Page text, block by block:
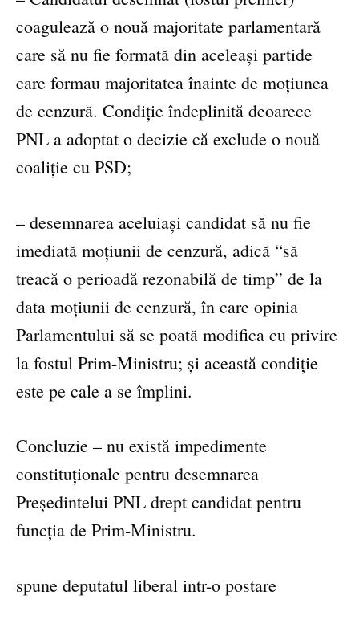
coagulează o nouă majoritate parlamentară
care să nu fie formată din aceleași partide
care formau majoritatea înainte de moțiunea
de cenzură. Condiție îndeplinită deoarece
PNL a adoptat o decizie că exclude o nouă
coaliție cu PSD;
– desemnarea aceluiași candidat să nu fie
imediată moțiunii de cenzură, adică “să
treacă o perioadă rezonabilă de timp” de la
data moțiunii de cenzură, în care opinia
Parlamentului să se poată modifica cu privire
la fostul Prim-Ministru; și această condiție
este pe cale a se împlini.
Concluzie – nu există impedimente
constituționale pentru desemnarea
Președintelui PNL drept candidat pentru
funcția de Prim-Ministru.
spune deputatul liberal intr-o postare